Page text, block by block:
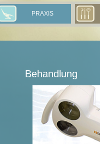
PRAXIS
Behandlung